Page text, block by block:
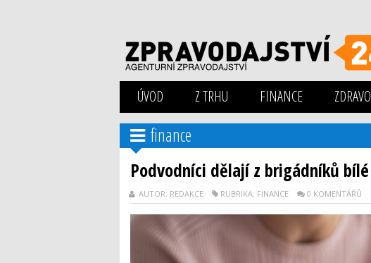
ÚVOD Z TRHU FINANCE
finance
Podvodníci dělají z brigádníků
AUTOR: REDAKCE RUBRIKA: FINANCE 0 KOMENTÁŘŮ